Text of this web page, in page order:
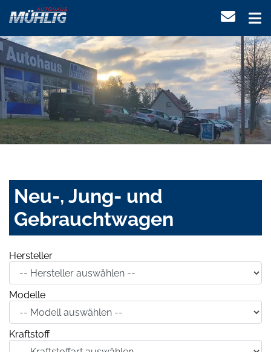
Neu-, Jung- und
Gebrauchtwagen
Hersteller
Modelle
Kraftstoff